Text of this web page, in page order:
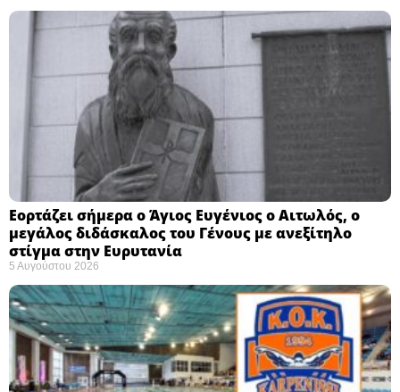
Εορτάζει σήμερα ο Άγιος Ευγένιος ο Αιτωλός, ο
μεγάλος διδάσκαλος του Γένους με ανεξίτηλο
στίγμα στην Ευρυτανία
5 Αυγούστου 2026